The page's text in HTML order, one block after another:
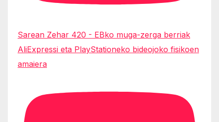
Sarean Zehar 420 - EBko muga-zerga berriak
AliExpressi eta PlayStationeko bideojoko fisikoen
amaiera